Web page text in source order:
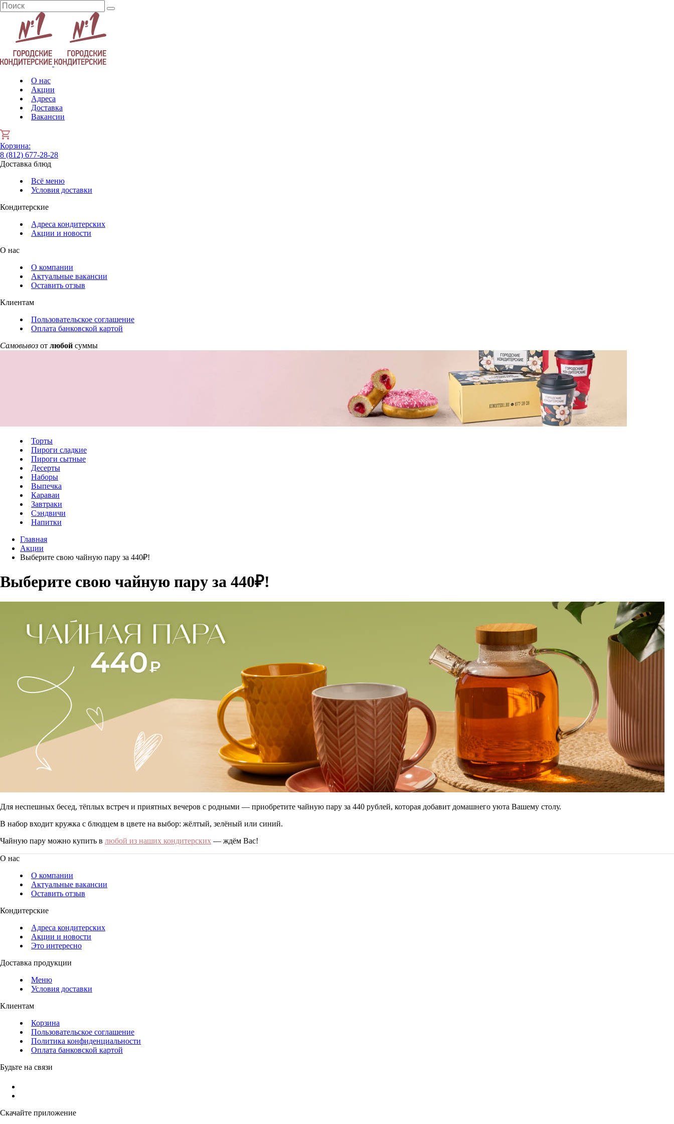
О нас
Акции
Адреса
Доставка
Вакансии
Корзина:
8 (812) 677-28-28
Доставка блюд
Всё меню
Условия доставки
Кондитерские
Адреса кондитерских
Акции и новости
О нас
О компании
Актуальные вакансии
Оставить отзыв
Клиентам
Пользовательское соглашение
Оплата банковской картой
Самовывоз от любой суммы
Торты
Пироги сладкие
Пироги сытные
Десерты
Наборы
Выпечка
Караваи
Завтраки
Сэндвичи
Напитки
Главная
Акции
Выберите свою чайную пару за 440₽!
Выберите свою чайную пару за 440₽!
Для неспешных бесед, тёплых встреч и приятных вечеров с родными — приобретите чайную пару за 440 рублей, которая добавит домашнего уюта Вашему столу.
В набор входит кружка с блюдцем в цвете на выбор: жёлтый, зелёный или синий.
Чайную пару можно купить в любой из наших кондитерских — ждём Вас!
О нас
О компании
Актуальные вакансии
Оставить отзыв
Кондитерские
Адреса кондитерских
Акции и новости
Это интересно
Доставка продукции
Меню
Условия доставки
Клиентам
Корзина
Пользовательское соглашение
Политика конфиденциальности
Оплата банковской картой
Будьте на связи
Скачайте приложение